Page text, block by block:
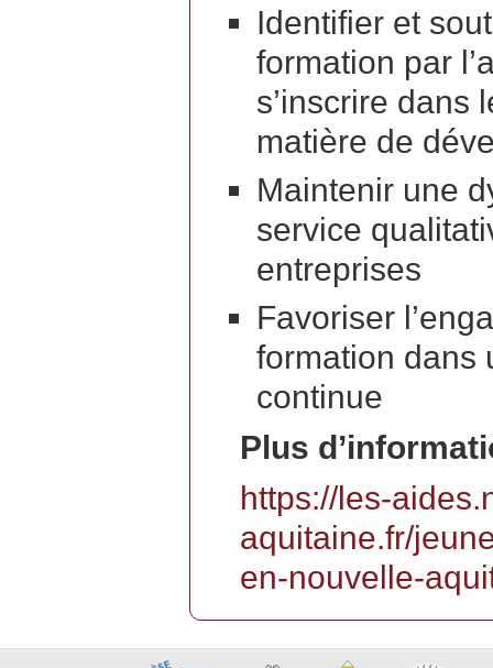
Identifier et
formation par
s’inscrire dans
matière de
Maintenir une
service
entreprises
Favoriser
formation dans
continue
Plus
https://les-
aquitaine.fr/
en-nouvelle-